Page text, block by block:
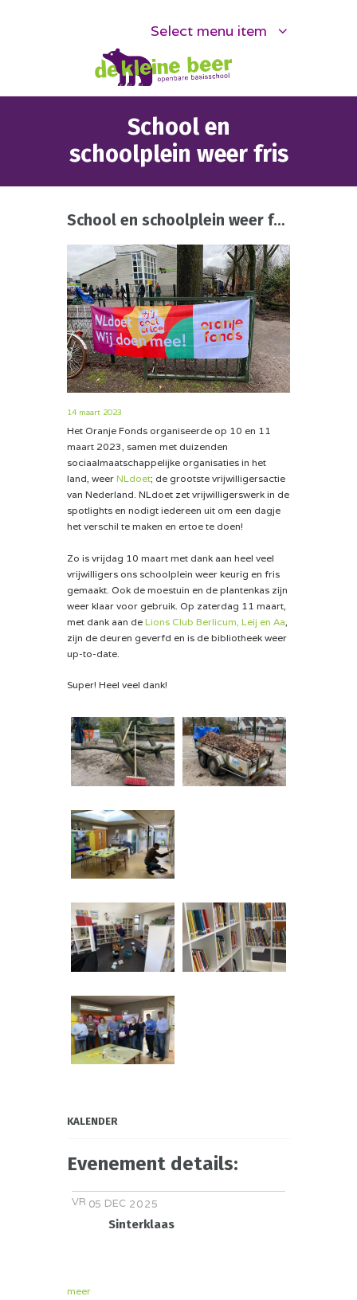
Select menu item
School en
schoolplein weer fris
School en schoolplein weer fris
14 maart 2023
Het Oranje Fonds organiseerde op 10 en 11
maart 2023, samen met duizenden
sociaalmaatschappelijke organisaties in het
land, weer NLdoet; de grootste vrijwilligersactie
van Nederland. NLdoet zet vrijwilligerswerk in de
spotlights en nodigt iedereen uit om een dagje
het verschil te maken en ertoe te doen!
Zo is vrijdag 10 maart met dank aan heel veel
vrijwilligers ons schoolplein weer keurig en fris
gemaakt. Ook de moestuin en de plantenkas zijn
weer klaar voor gebruik. Op zaterdag 11 maart,
met dank aan de Lions Club Berlicum, Leij en Aa
zijn de deuren geverfd en is de bibliotheek weer
up-to-date.
Super! Heel veel dank!
KALENDER
Evenement details:
VR 05 DEC 2025
Sinterklaas
meer